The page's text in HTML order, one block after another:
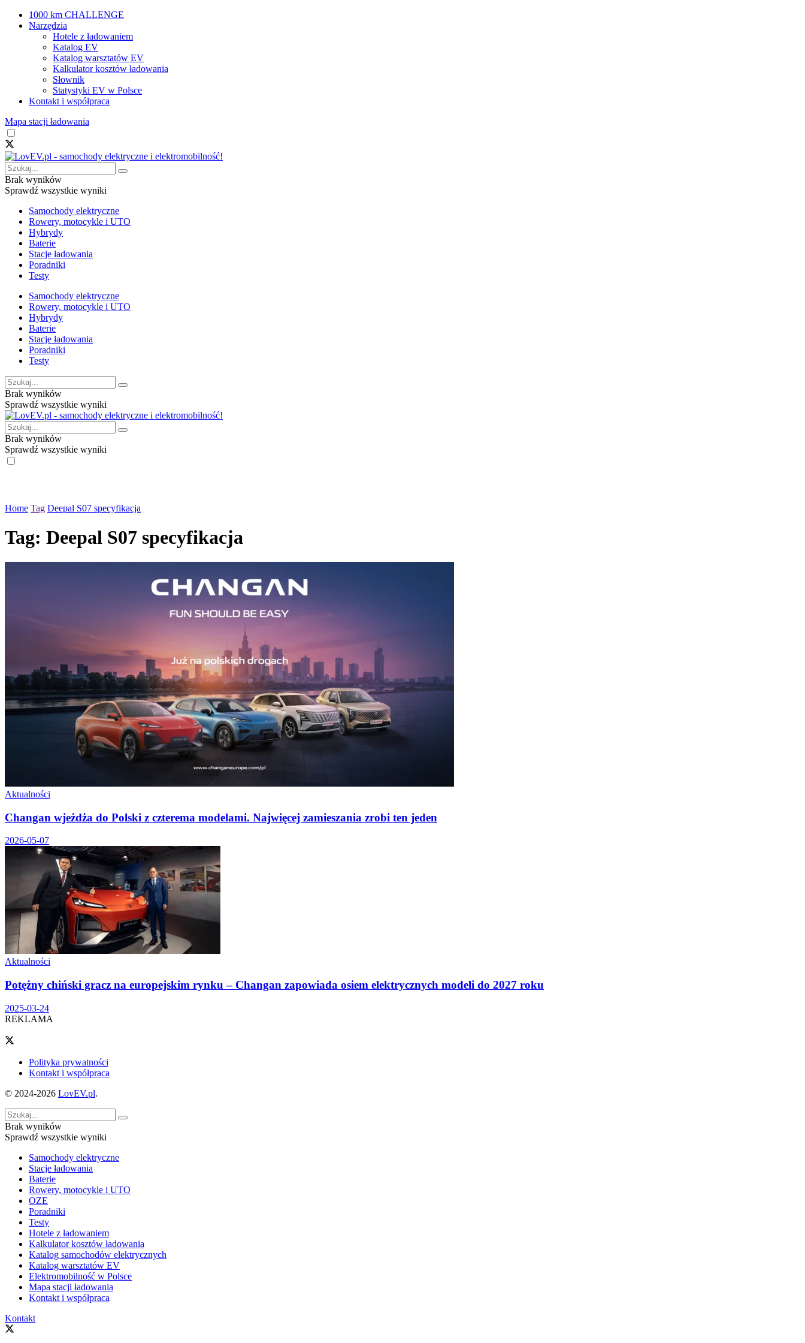
1000 km CHALLENGE
Narzędzia
Hotele z ładowaniem
Katalog EV
Katalog warsztatów EV
Kalkulator kosztów ładowania
Słownik
Statystyki EV w Polsce
Kontakt i współpraca
Mapa stacji ładowania
Brak wyników
Sprawdź wszystkie wyniki
Samochody elektryczne
Rowery, motocykle i UTO
Hybrydy
Baterie
Stacje ładowania
Poradniki
Testy
Samochody elektryczne
Rowery, motocykle i UTO
Hybrydy
Baterie
Stacje ładowania
Poradniki
Testy
Brak wyników
Sprawdź wszystkie wyniki
Brak wyników
Sprawdź wszystkie wyniki
Home Tag Deepal S07 specyfikacja
Tag: Deepal S07 specyfikacja
Aktualności
Changan wjeżdża do Polski z czterema modelami. Najwięcej zamieszania zrobi ten jeden
2026-05-07
Aktualności
Potężny chiński gracz na europejskim rynku – Changan zapowiada osiem elektrycznych modeli do 2027 roku
2025-03-24
REKLAMA
Polityka prywatności
Kontakt i współpraca
© 2024-2026 LovEV.pl.
Brak wyników
Sprawdź wszystkie wyniki
Samochody elektryczne
Stacje ładowania
Baterie
Rowery, motocykle i UTO
OZE
Poradniki
Testy
Hotele z ładowaniem
Kalkulator kosztów ładowania
Katalog samochodów elektrycznych
Katalog warsztatów EV
Elektromobilność w Polsce
Mapa stacji ładowania
Kontakt i współpraca
Kontakt